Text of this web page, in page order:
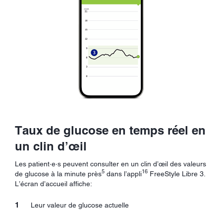
Taux de glucose en temps réel en
un clin d’œil
Les patient·e·s peuvent consulter en un clin d’œil des valeurs
de glucose à la minute près5 dans l’appli16 FreeStyle Libre 3.
L’écran d’accueil affiche:
Leur valeur de glucose actuelle